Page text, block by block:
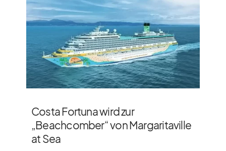
Costa Fortuna wird zur
„Beachcomber“ von Margaritaville
at Sea